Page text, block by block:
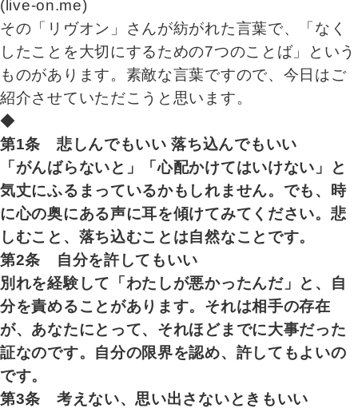
(live-on.me)
その「リヴオン」さんが紡がれた言葉で、「なく
したことを大切にするための7つのことば」という
ものがあります。素敵な言葉ですので、今日はご
紹介させていただこうと思います。
◆
第1条 悲しんでもいい 落ち込んでもいい
「がんばらないと」「心配かけてはいけない」と
気丈にふるまっているかもしれません。でも、時
に心の奥にある声に耳を傾けてみてください。悲
しむこと、落ち込むことは自然なことです。
第2条 自分を許してもいい
別れを経験して「わたしが悪かったんだ」と、自
分を責めることがあります。それは相手の存在
が、あなたにとって、それほどまでに大事だった
証なのです。自分の限界を認め、許してもよいの
です。
第3条 考えない、思い出さないときもいい